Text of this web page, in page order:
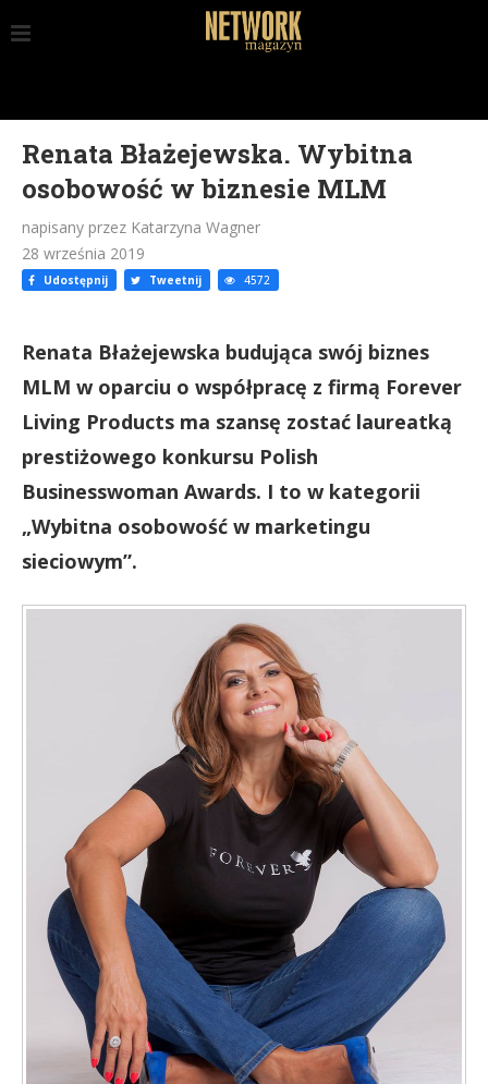
Renata Błażejewska. Wybitna
osobowość w biznesie MLM
napisany przez Katarzyna Wagner
28 września 2019
Udostępnij Tweetnij 4572
Renata Błażejewska budująca swój biznes
MLM w oparciu o współpracę z firmą Forever
Living Products ma szansę zostać laureatką
prestiżowego konkursu Polish
Businesswoman Awards. I to w kategorii
„Wybitna osobowość w marketingu
sieciowym”.